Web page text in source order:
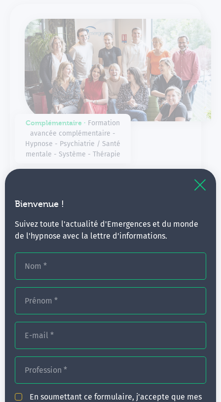
Bienvenue !
Suivez toute l'actualité d'Emergences et du monde
de l'hypnose avec la lettre d'informations.
Nom *
Prénom *
E-mail *
Profession *
En soumettant ce formulaire, j'accepte que mes
Complémentaire ∙ Formation
avancée complémentaire -
Hypnose - Psychiatrie / Santé
mentale - Système - Thérapie
Ateliers de perfectionnement ∙
Thérapie
idéomoteurs - Approfondissement